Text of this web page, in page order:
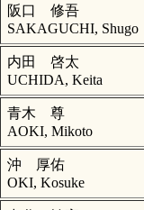
阪口 修吾
SAKAGUCHI, Shugo
内田 啓太
UCHIDA, Keita
青木 尊
AOKI, Mikoto
沖 厚佑
OKI, Kosuke